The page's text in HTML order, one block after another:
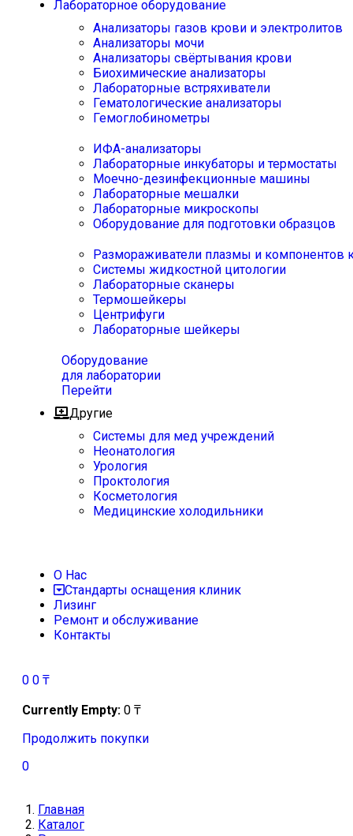
Лабораторное оборудование
Анализаторы газов крови и электролитов
Анализаторы мочи
Анализаторы свёртывания крови
Биохимические анализаторы
Лабораторные встряхиватели
Гематологические анализаторы
Гемоглобинометры
ИФА-анализаторы
Лабораторные инкубаторы и термостаты
Моечно-дезинфекционные машины
Лабораторные мешалки
Лабораторные микроскопы
Оборудование для подготовки образцов
Размораживатели плазмы и компонентов
Системы жидкостной цитологии
Лабораторные сканеры
Термошейкеры
Центрифуги
Лабораторные шейкеры
Оборудование
для лаборатории
Перейти
Другие
Системы для мед учреждений
Неонатология
Урология
Проктология
Косметология
Медицинские холодильники
О Нас
Стандарты оснащения клиник
Лизинг
Ремонт и обслуживание
Контакты
0 0 ₸
Currently Empty: 0 ₸
Продолжить покупки
0
Главная
Каталог